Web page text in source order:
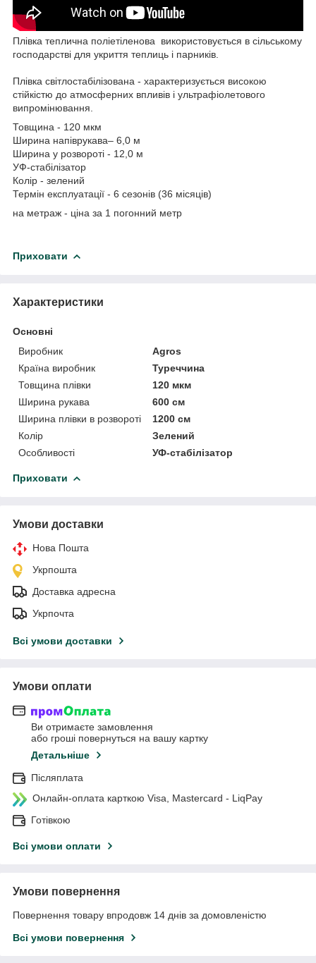
Плівка теплична поліетіленова використовується в сільському
господарстві для укриття теплиць і парників.
Плівка світлостабілізована - характеризується високою
стійкістю до атмосферних впливів і ультрафіолетового
випромінювання.
Товщина - 120 мкм
Ширина напіврукава– 6,0 м
Ширина у розвороті - 12,0 м
УФ-стабілізатор
Колір - зелений
Термін експлуатації - 6 сезонів (36 місяців)
на метраж - ціна за 1 погонний метр
Приховати
Характеристики
Основні
Виробник
Agros
Країна виробник
Туреччина
Товщина плівки
120 мкм
Ширина рукава
600 см
Ширина плівки в розвороті
1200 см
Колір
Зелений
Особливості
УФ-стабілізатор
Приховати
Умови доставки
Нова Пошта
Укрпошта
Доставка адресна
Укрпочта
Всі умови доставки
Умови оплати
Ви отримаєте замовлення
або гроші повернуться на вашу картку
Детальніше
Післяплата
Онлайн-оплата карткою Visa, Mastercard - LiqPay
Готівкою
Всі умови оплати
Умови повернення
Повернення товару впродовж 14 днів за домовленістю
Всі умови повернення